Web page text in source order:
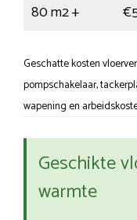
80 m2 +
Geschatte kosten
pompschakelaar,
wapening en
Geschikte
warmte